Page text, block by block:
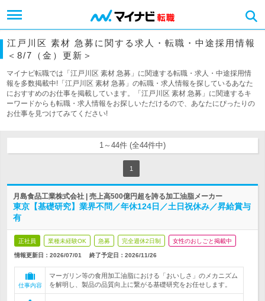
江戸川区 素材 急募に関する求人・転職・中途採用情報
＜8/7（金）更新＞
マイナビ転職では「江戸川区 素材 急募」に関連する転職・求人・中途採用情
報を多数掲載中!「江戸川区 素材 急募」の転職・求人情報を探しているあなた
におすすめのお仕事を掲載しています。「江戸川区 素材 急募」に関連するキ
ーワードからも転職・求人情報をお探しいただけるので、あなたにぴったりの
お仕事を見つけてみてください!
1～44件 (全44件中)
1
月島食品工業株式会社 | 売上高500億円超を誇る加工油脂メーカー
東京【基礎研究】業界不問／年休124日／土日祝休み／昇給賞与
有
正社員 業種未経験OK 急募 完全週休2日制 女性のおしごと掲載中
情報更新日：2026/07/01 終了予定日： 2026/11/26
仕事内容
マーガリン等の食用加工油脂における「おいしさ」のメカニズム
を解明し、製品の品質向上に繋がる基礎研究をお任せします。